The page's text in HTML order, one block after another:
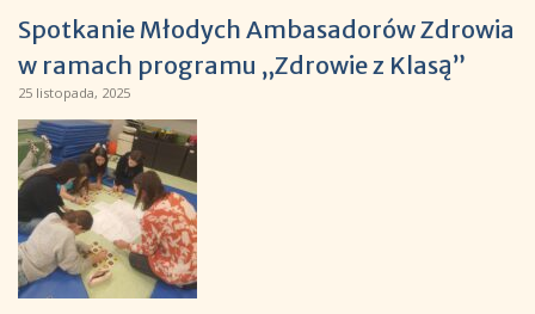
Spotkanie Młodych Ambasadorów Zdrowia
w ramach programu „Zdrowie z Klasą”
25 listopada, 2025